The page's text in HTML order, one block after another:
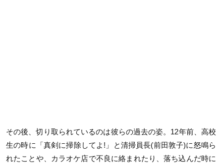
その後、切り取られているのは彼らの過去の姿。12年前、高校
生の時に「真剣に掃除してよ!」と清掃員⻑(前田敦子)に怒鳴ら
れたことや、カラオケ店で不良に絡まれたり、落ち込んだ時に